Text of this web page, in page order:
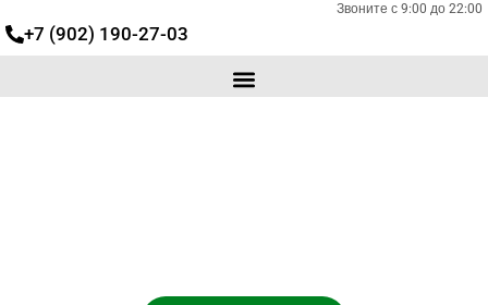
Звоните с 9:00 до 22:00
+7 (902) 190-27-03